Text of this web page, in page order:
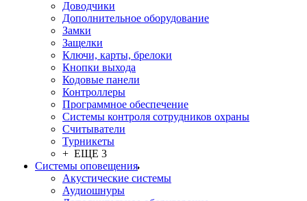
Доводчики
Дополнительное оборудование
Замки
Защелки
Ключи, карты, брелоки
Кнопки выхода
Кодовые панели
Контроллеры
Программное обеспечение
Системы контроля сотрудников охраны
Считыватели
Турникеты
+ ЕЩЕ 3
Системы оповещения
Акустические системы
Аудиошнуры